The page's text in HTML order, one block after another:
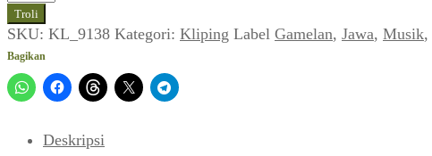
Gamelan
Jawa
(Pantjawarna,
23
November
Troli
SKU: KL_9138 Kategori: Kliping Label Gamelan, Jawa, Musik,
Bagikan
Deskripsi